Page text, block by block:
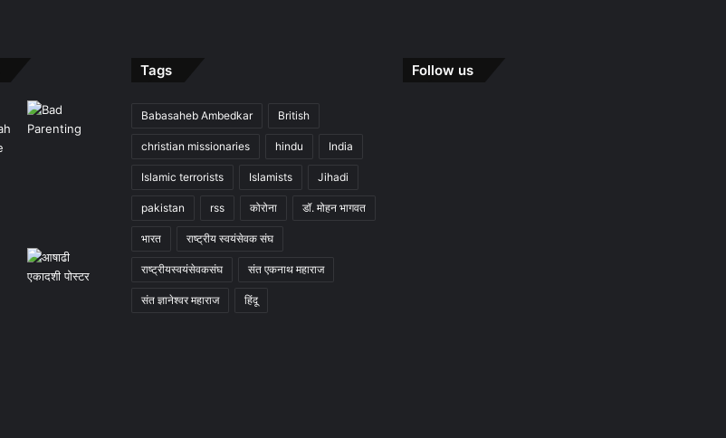
Tags
Babasaheb Ambedkar British
christian missionaries hindu India
Islamic terrorists Islamists Jihadi
pakistan rss कोरोना डॉ. मोहन भागवत
भारत राष्ट्रीय स्वयंसेवक संघ
राष्ट्रीयस्वयंसेवकसंघ संत एकनाथ महाराज
संत ज्ञानेश्वर महाराज हिंदू
Follow us